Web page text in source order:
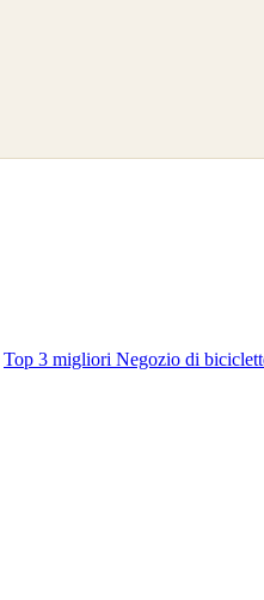
Top 3 migliori Negozio di